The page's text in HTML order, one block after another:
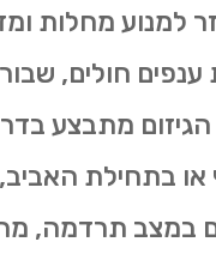
למנוע מחלות
חולים,
הגיזום מתבצע
או בתחילת
במצב תרדמה,